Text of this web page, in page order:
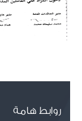
روابط هامة